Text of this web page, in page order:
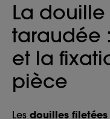
La
taraudée
et la
pièce
Les douilles